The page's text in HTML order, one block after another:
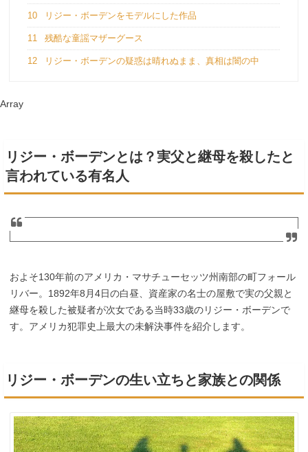
10 リジー・ボーデンをモデルにした作品
11 残酷な童謡マザーグース
12 リジー・ボーデンの疑惑は晴れぬまま、真相は闇の中
Array
リジー・ボーデンとは？実父と継母を殺したと
言われている有名人
およそ130年前のアメリカ・マサチューセッツ州南部の町フォール
リバー。1892年8月4日の白昼、資産家の名士の屋敷で実の父親と
継母を殺した被疑者が次女である当時33歳のリジー・ボーデンで
す。アメリカ犯罪史上最大の未解決事件を紹介します。
リジー・ボーデンの生い立ちと家族との関係